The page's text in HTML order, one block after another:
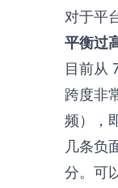
对于平
平衡过
目前从
跨度非
频），
几条负
分。可